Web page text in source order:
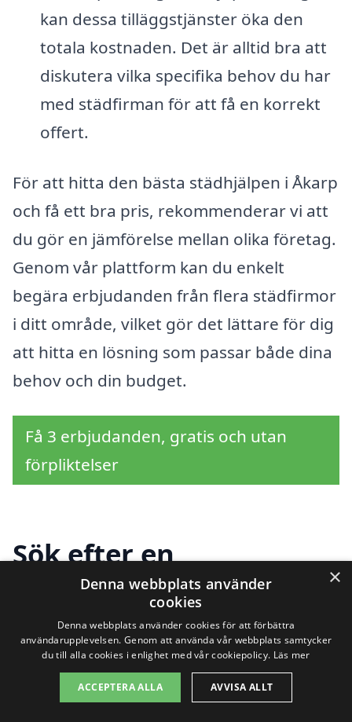
kan dessa tilläggstjänster öka den
totala kostnaden. Det är alltid bra att
diskutera vilka specifika behov du har
med städfirman för att få en korrekt
offert.
För att hitta den bästa städhjälpen i Åkarp
och få ett bra pris, rekommenderar vi att
du gör en jämförelse mellan olika företag.
Genom vår plattform kan du enkelt
begära erbjudanden från flera städfirmor
i ditt område, vilket gör det lättare för dig
att hitta en lösning som passar både dina
behov och din budget.
Få 3 erbjudanden, gratis och utan
förpliktelser
Sök efter en
professionell för
städhjälp i andra städer
nära Åkarp
×
Denna webbplats använder
cookies
Denna webbplats använder cookies för att förbättra
användarupplevelsen. Genom att använda vår webbplats samtycker
du till alla cookies i enlighet med vår cookiepolicy. Läs mer
ACCEPTERA ALLA AVVISA ALLT